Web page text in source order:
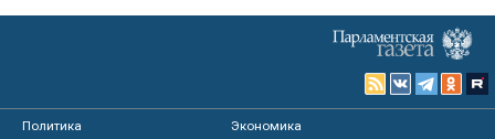
Политика
Экономика